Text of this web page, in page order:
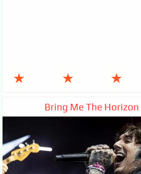
★ ★ ★
Bring Me The